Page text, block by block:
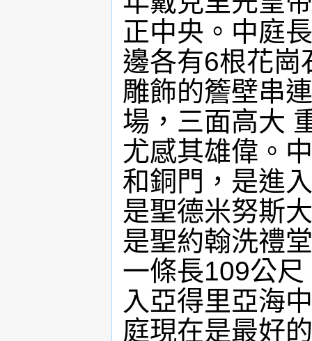
正中央。中庭
邊各有6根花崗
雕飾的簷壁串
場，三面高大
尤感其雄偉。
和銅門，是進
是聖德米努斯
是聖約翰洗禮
一條長109公
入亞得里亞海
庭現在是最好